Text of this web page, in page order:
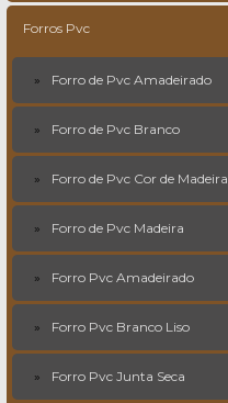
Forros Pvc
Forro de Pvc Amadeirado
Forro de Pvc Branco
Forro de Pvc Cor de Madeira
Forro de Pvc Madeira
Forro Pvc Amadeirado
Forro Pvc Branco Liso
Forro Pvc Junta Seca